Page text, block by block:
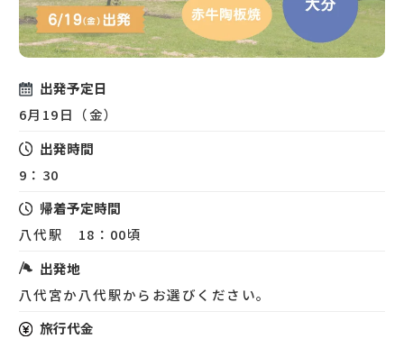
出発予定日
6月19日（金）
出発時間
9：30
帰着予定時間
八代駅 18：00頃
出発地
八代宮か八代駅からお選びください。
旅行代金